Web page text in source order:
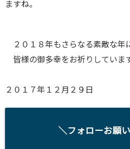
ますね。
２０１８年もさらなる素敵な年
皆様の御多幸をお祈りしています
２０１７年１２月２９日
＼フォローお願